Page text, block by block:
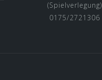
(Spielverlegung)
0175/2721306